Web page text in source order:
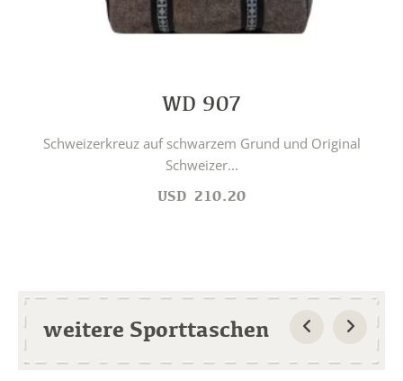
WD 907
Schweizerkreuz auf schwarzem Grund und Original
Schweizer...
USD 210.20
weitere Sporttaschen